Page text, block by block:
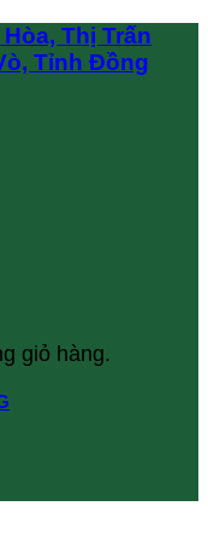
Thị Trấn
Tỉnh Đồng
giỏ hàng.